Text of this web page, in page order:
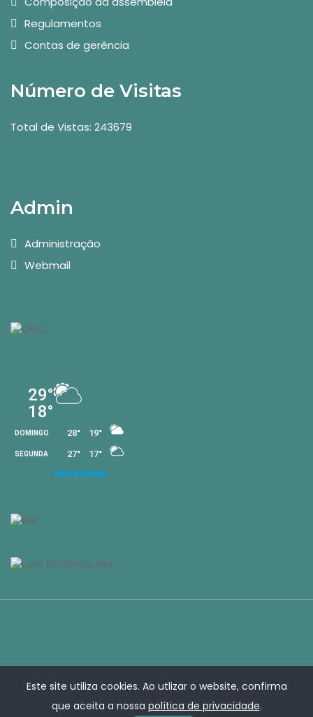
Este site utiliza cookies. Ao utlizar o website, confirma
que aceita a nossa política de privacidade.
Regulamentos
Contas de gerência
Número de Visitas
Total de Vistas: 243679
Admin
Administração
Webmail